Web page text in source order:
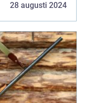
28 augusti 2024